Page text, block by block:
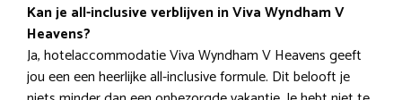
Kan je all-inclusive verblijven in Viva Wyndham V
Heavens?
Ja, hotelaccommodatie Viva Wyndham V Heavens geeft
jou een een heerlijke all-inclusive formule. Dit belooft je